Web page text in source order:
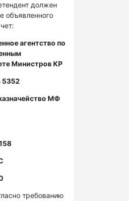
должен
объявленного
агентство по
Министров КР
5352
МФ
требованию